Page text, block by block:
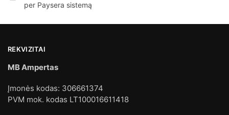
per Paysera sistemą
REKVIZITAI
MB Ampertas
Įmonės kodas: 306661374
PVM mok. kodas LT100016611418